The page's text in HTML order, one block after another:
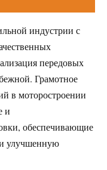
индустрии с
передовых
Грамотное
в моторостроении
и
обеспечивающие
улучшенную